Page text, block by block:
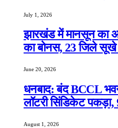
July 1, 2026
झारखंड में मानसून का
का बोनस, 23 जिले सूखे
June 20, 2026
धनबाद: बंद BCCL
लॉटरी सिंडिकेट पकड़ा,
August 1, 2026